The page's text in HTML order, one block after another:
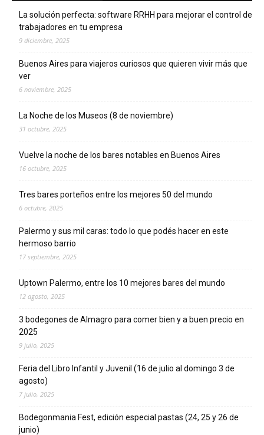
La solución perfecta: software RRHH para mejorar el control de
trabajadores en tu empresa
9 diciembre, 2025
Buenos Aires para viajeros curiosos que quieren vivir más que
ver
6 noviembre, 2025
La Noche de los Museos (8 de noviembre)
31 octubre, 2025
Vuelve la noche de los bares notables en Buenos Aires
16 octubre, 2025
Tres bares porteños entre los mejores 50 del mundo
6 octubre, 2025
Palermo y sus mil caras: todo lo que podés hacer en este
hermoso barrio
17 septiembre, 2025
Uptown Palermo, entre los 10 mejores bares del mundo
12 agosto, 2025
3 bodegones de Almagro para comer bien y a buen precio en
2025
9 julio, 2025
Feria del Libro Infantil y Juvenil (16 de julio al domingo 3 de
agosto)
7 julio, 2025
Bodegonmania Fest, edición especial pastas (24, 25 y 26 de
junio)